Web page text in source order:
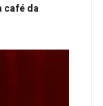
café da